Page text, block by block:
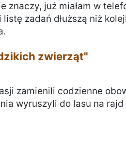
znaczy, już miałam w
zadań dłuższą niż
zwierząt"
zamienili codzienne
wyruszyli do lasu na